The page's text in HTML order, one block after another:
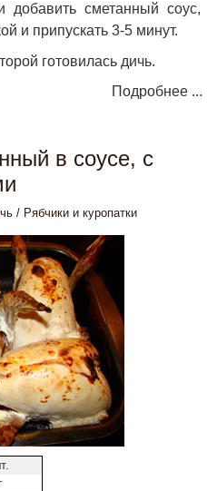
добавить сметанный соус,
и припускать 3-5 минут.
готовилась дичь.
Подробнее ...
в соусе, с
/ Рябчики и куропатки